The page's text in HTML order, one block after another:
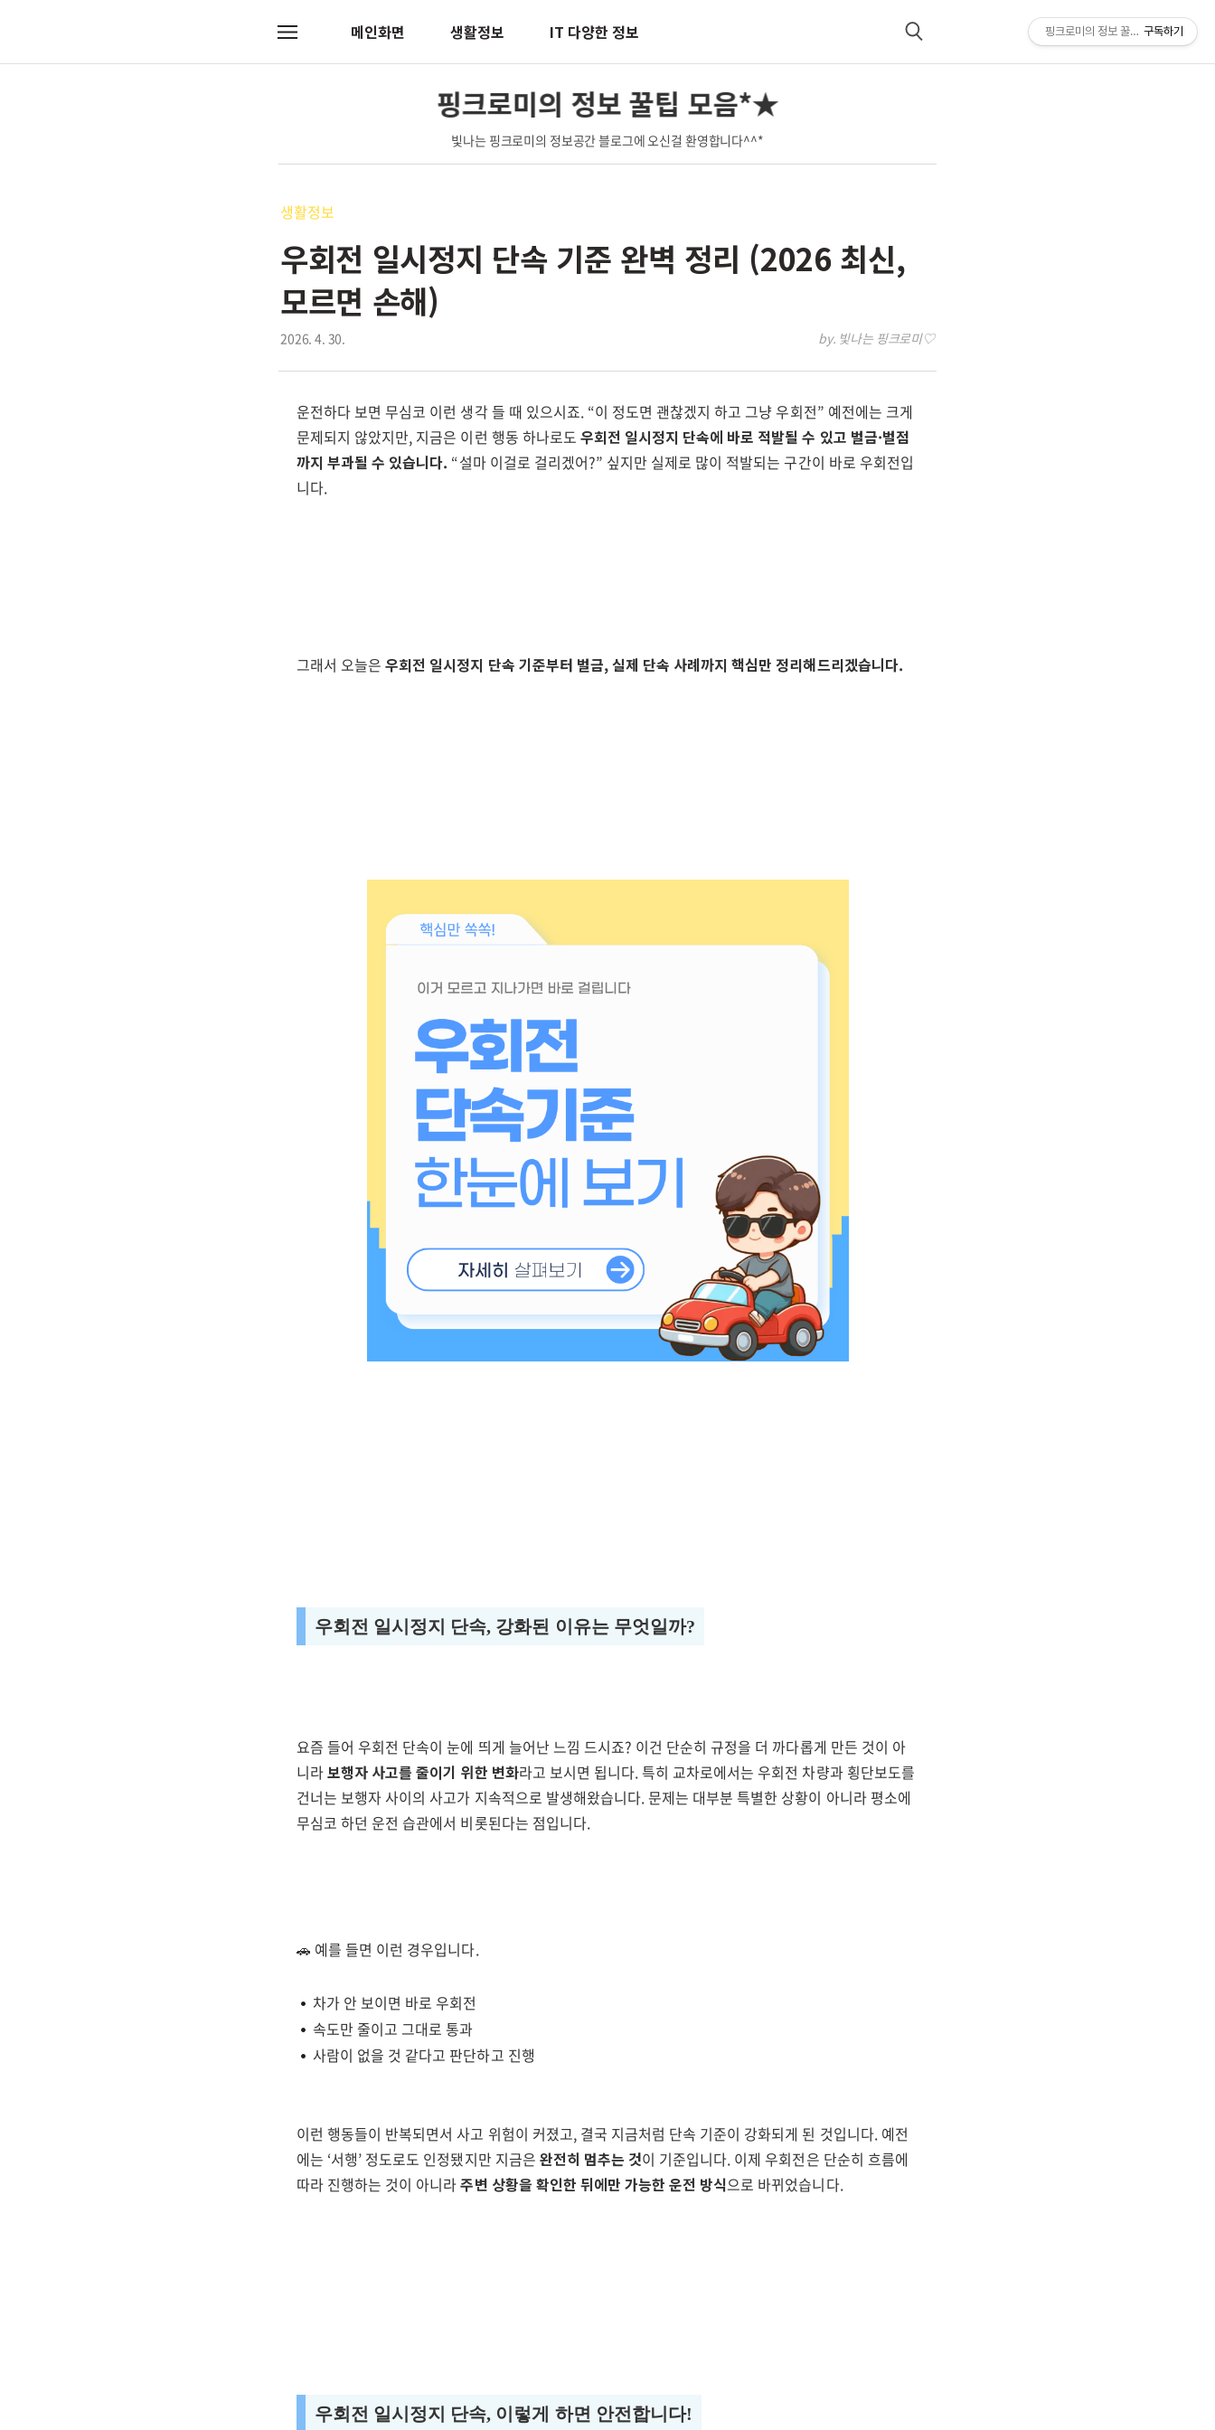
메인화면 생활정보 IT 다양한 정보
메
검
핑크로미의 정보 꿀팁 모음*★
빛나는 핑크로미의 정보공간 블로그에 오신걸 환영합니다^^*
생활정보
우회전 일시정지 단속 기준 완벽 정리 (2026 최신,
모르면 손해)
2026. 4. 30. by. 빛나는 핑크로미♡
운전하다 보면 무심코 이런 생각 들 때 있으시죠. “이 정도면 괜찮겠지 하고 그냥 우회전” 예전에는 크게
문제되지 않았지만, 지금은 이런 행동 하나로도 우회전 일시정지 단속에 바로 적발될 수 있고 벌금·벌점
까지 부과될 수 있습니다. “설마 이걸로 걸리겠어?” 싶지만 실제로 많이 적발되는 구간이 바로 우회전입
니다.
그래서 오늘은우회전 일시정지 단속 기준부터 벌금, 실제 단속 사례까지 핵심만 정리해드리겠습니다.
우회전 일시정지 단속, 강화된 이유는 무엇일까?
요즘 들어 우회전 단속이 눈에 띄게 늘어난 느낌 드시죠? 이건 단순히 규정을 더 까다롭게 만든 것이 아
니라보행자 사고를 줄이기 위한 변화라고 보시면 됩니다. 특히 교차로에서는 우회전 차량과 횡단보도를
건너는 보행자 사이의 사고가 지속적으로 발생해왔습니다. 문제는 대부분 특별한 상황이 아니라 평소에
무심코 하던 운전 습관에서 비롯된다는 점입니다.
🚗 예를 들면 이런 경우입니다.
차가 안 보이면 바로 우회전
속도만 줄이고 그대로 통과
사람이 없을 것 같다고 판단하고 진행
이런 행동들이 반복되면서 사고 위험이 커졌고, 결국 지금처럼 단속 기준이 강화되게 된 것입니다. 예전
에는 ‘서행’ 정도로도 인정됐지만 지금은 완전히 멈추는 것이 기준입니다. 이제 우회전은 단순히 흐름에
따라 진행하는 것이 아니라주변 상황을 확인한 뒤에만 가능한 운전 방식으로 바뀌었습니다.
우회전 일시정지 단속, 이렇게 하면 안전합니다!
핑크로미의 정보 꿀팁 모음*★
구독하기